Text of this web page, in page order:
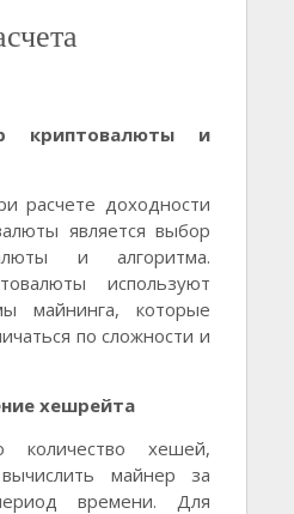
криптовалюты и
расчете доходности
является выбор
и алгоритма.
используют
майнинга, которые
по сложности и
хешрейта
хешей,
майнер за
времени. Для